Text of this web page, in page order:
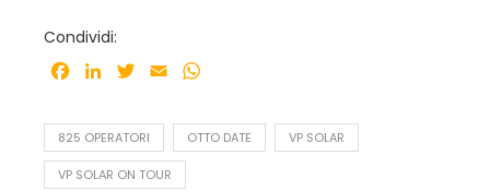
Condividi:
Facebook
LinkedInTwitter
Email
825 OPERATORI OTTO DATE VP SOLAR
VP SOLAR ON TOUR